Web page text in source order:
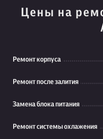
Цены на
Ремонт корпуса
Ремонт после залития
Замена блока питания
Ремонт системы охлажения